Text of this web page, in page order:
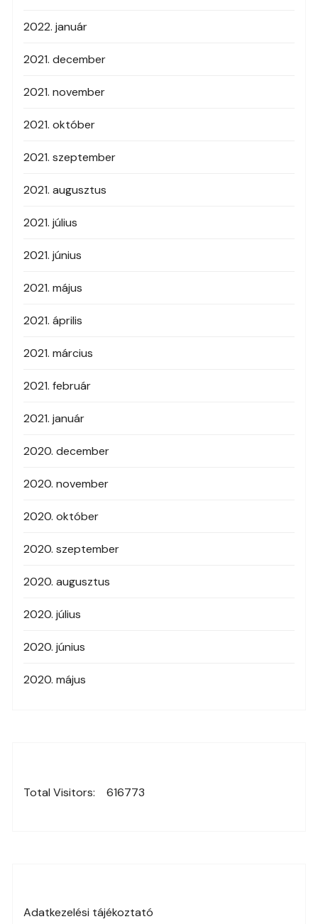
2022. január
2021. december
2021. november
2021. október
2021. szeptember
2021. augusztus
2021. július
2021. június
2021. május
2021. április
2021. március
2021. február
2021. január
2020. december
2020. november
2020. október
2020. szeptember
2020. augusztus
2020. július
2020. június
2020. május
Total Visitors: 616773
Adatkezelési tájékoztató